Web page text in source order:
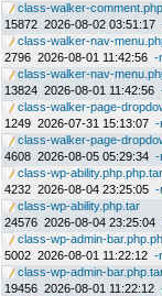
class-walker-
15872 2026-08-02 03:51:17
class-walker-nav-
2796 2026-08-01 11:42:56 -
class-walker-nav-
13824 2026-08-01 11:42:56
class-walker-page-
1249 2026-07-31 15:13:07 -
class-walker-page-
4608 2026-08-05 05:29:34 -
class-wp-
4232 2026-08-04 23:25:05 -
class-wp-ability.php.tar
24576 2026-08-04 23:25:04
class-wp-admin-
5002 2026-08-01 11:22:12 -
class-wp-admin-
19456 2026-08-01 11:22:12